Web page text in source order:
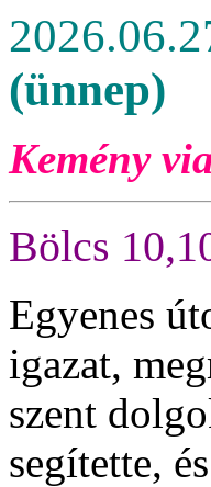
(ünnep)
Kemény
Bölcs
Egyenes
igazat,
szent
segítette,